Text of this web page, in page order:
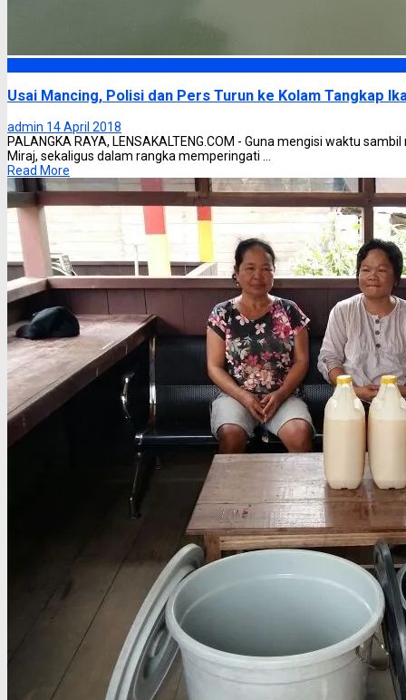
Usai Mancing, Polisi dan Pers Turun ke Kolam Tangkap
admin 14 April 2018
PALANGKA RAYA, LENSAKALTENG.COM - Guna mengisi waktu
Miraj, sekaligus dalam rangka memperingati ...
Read More